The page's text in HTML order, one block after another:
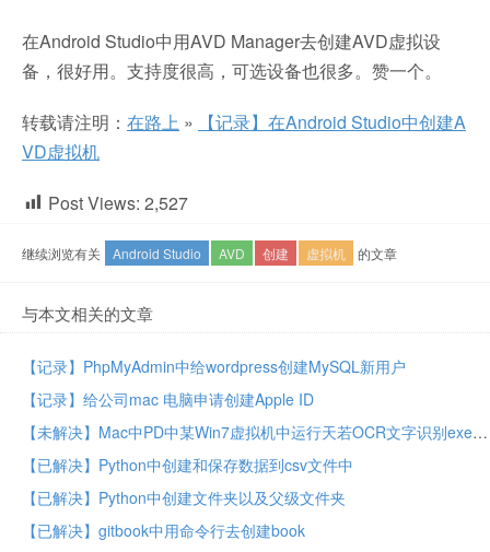
在Android Studio中用AVD Manager去创建AVD虚拟设
备，很好用。支持度很高，可选设备也很多。赞一个。
转载请注明： 在路上 »
【记录】在Android Studio中创建A
VD虚拟机
Post Views: 2,527
继续浏览有关 Android Studio AVD 创建 虚拟机 的文章
与本文相关的文章
【记录】PhpMyAdmin中给wordpress创建MySQL新用户
【记录】给公司mac 电脑申请创建Apple ID
【未解决】Mac中PD中某Win7虚拟机中运行天若OCR文字识别exe出错：has stopped working Close the program
【已解决】Python中创建和保存数据到csv文件中
【已解决】Python中创建文件夹以及父级文件夹
【已解决】gitbook中用命令行去创建book